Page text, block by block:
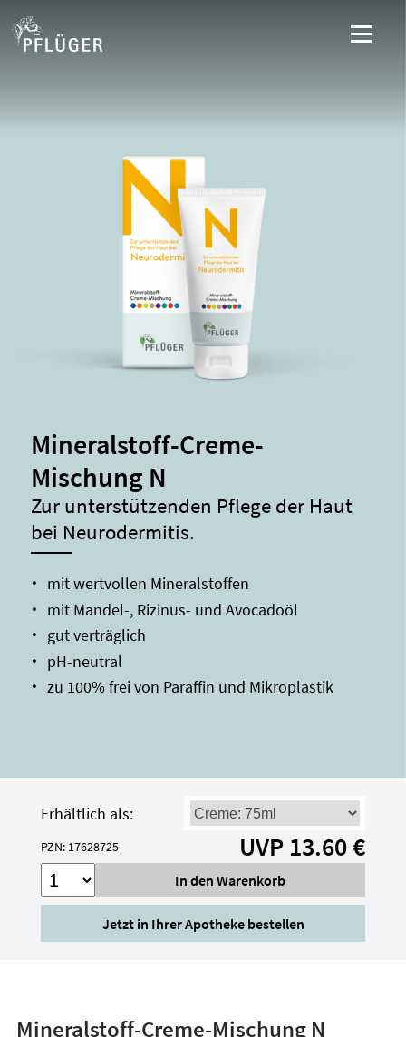
Mineralstoff-Creme-
Mischung N
Zur unterstützenden Pflege der Haut
bei Neurodermitis.
mit wertvollen Mineralstoffen
mit Mandel-, Rizinus- und Avocadoöl
gut verträglich
pH-neutral
zu 100% frei von Paraffin und Mikroplastik
Erhältlich als:
PZN: 17628725 UVP 13.60 €
Jetzt in Ihrer Apotheke bestellen
Mineralstoff-Creme-Mischung N